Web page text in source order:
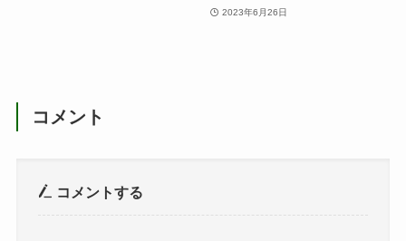
2023年6月26日
コメント
コメントする